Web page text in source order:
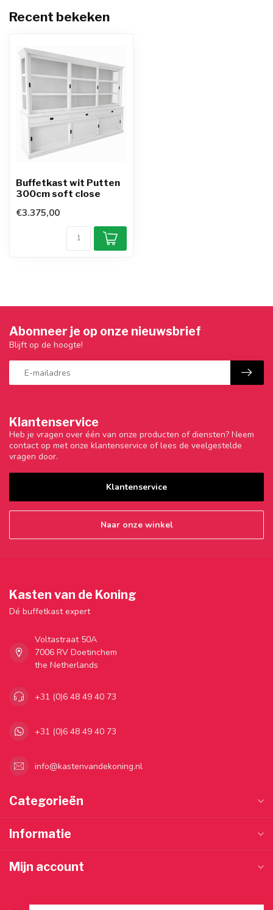
Recent bekeken
Buffetkast wit Putten
300cm soft close
€3.375,00
Klantenservice
Heb je vragen over één van onze producten of diensten? Neem
contact op met onze klantenservice of lees de veelgestelde
vragen door.
Klantenservice
Naar onze winkel
Abonneer je op onze nieuwsbrief
Blijft op de hoogte!
Kasten van de Koning
Dé buffetkast expert
Voltastraat 50A
7006 RV Doetinchem
the Netherlands
+31 (0)6 48 49 40 73
+31 (0)6 48 49 40 73
info@kastenvandekoning.nl
Categorieën
Informatie
Mijn account